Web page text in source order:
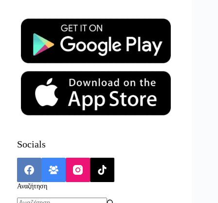
Socials
Αναζήτηση